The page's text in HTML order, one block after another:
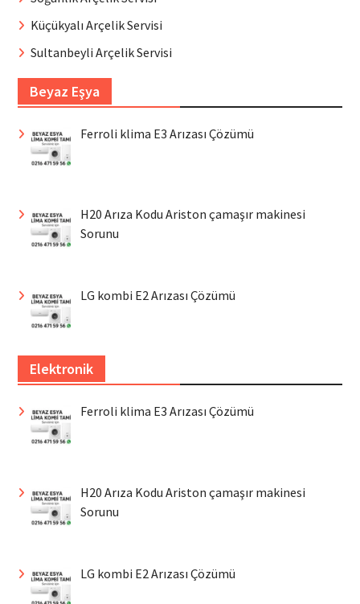
Küçükyalı Arçelik Servisi
Sultanbeyli Arçelik Servisi
Beyaz Eşya
Ferroli klima E3 Arızası Çözümü
H20 Arıza Kodu Ariston çamaşır makinesi
Sorunu
LG kombi E2 Arızası Çözümü
Elektronik
Ferroli klima E3 Arızası Çözümü
H20 Arıza Kodu Ariston çamaşır makinesi
Sorunu
LG kombi E2 Arızası Çözümü